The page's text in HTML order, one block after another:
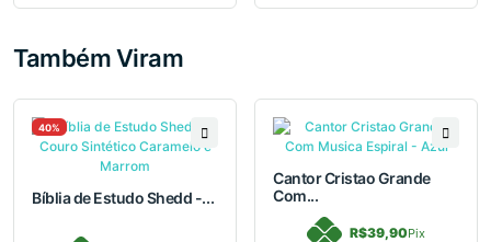
Também Viram
40%
Bíblia de Estudo Shedd -...
Cantor Cristao Grande
Com...
R$39,90Pix